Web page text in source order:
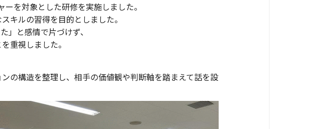
を対象とした研修を実施しました。
キルの習得を目的としました。
」と感情で片づけず、
重視しました。
の構造を整理し、相手の価値観や判断軸を踏まえて話を設